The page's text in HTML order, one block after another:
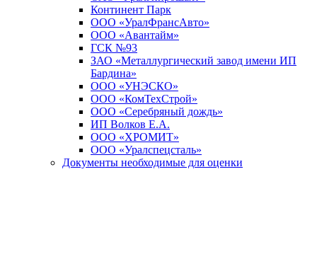
Континент Парк
ООО «УралФрансАвто»
ООО «Авантайм»
ГСК №93
ЗАО «Металлургический завод имени ИП
Бардина»
ООО «УНЭСКО»
ООО «КомТехСтрой»
ООО «Серебряный дождь»
ИП Волков Е.А.
ООО «ХРОМИТ»
ООО «Уралспецсталь»
Документы необходимые для оценки